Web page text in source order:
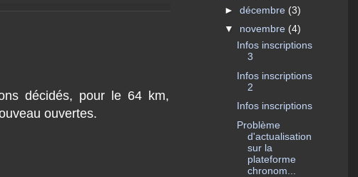
décidés, pour le 64 km,
ouvertes.
► décembre (3)
▼ novembre (4)
Infos inscriptions
3
Infos inscriptions
2
Infos inscriptions
Problème
d'actualisation
sur la
plateforme
chronom...